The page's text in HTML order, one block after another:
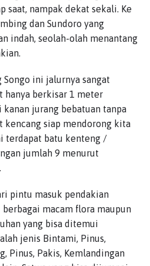
saat, nampak dekat sekali. Ke
dan Sundoro yang
indah, seolah-olah menantang
ini jalurnya sangat
hanya berkisar 1 meter
jurang bebatuan tanpa
kencang siap mendorong kita
terdapat batu kenteng /
jumlah 9 menurut
pintu masuk pendakian
macam flora maupun
yang bisa ditemui
jenis Bintami, Pinus,
Pinus, Pakis, Kemlandingan